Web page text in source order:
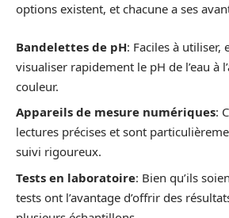
options existent, et chacune a ses
Bandelettes de pH: Faciles à utiliser,
visualiser rapidement le pH de l’eau à
couleur.
Appareils de mesure numériques:
lectures précises et sont
suivi rigoureux.
Tests en laboratoire: Bien qu’ils
tests ont l’avantage d’offrir des